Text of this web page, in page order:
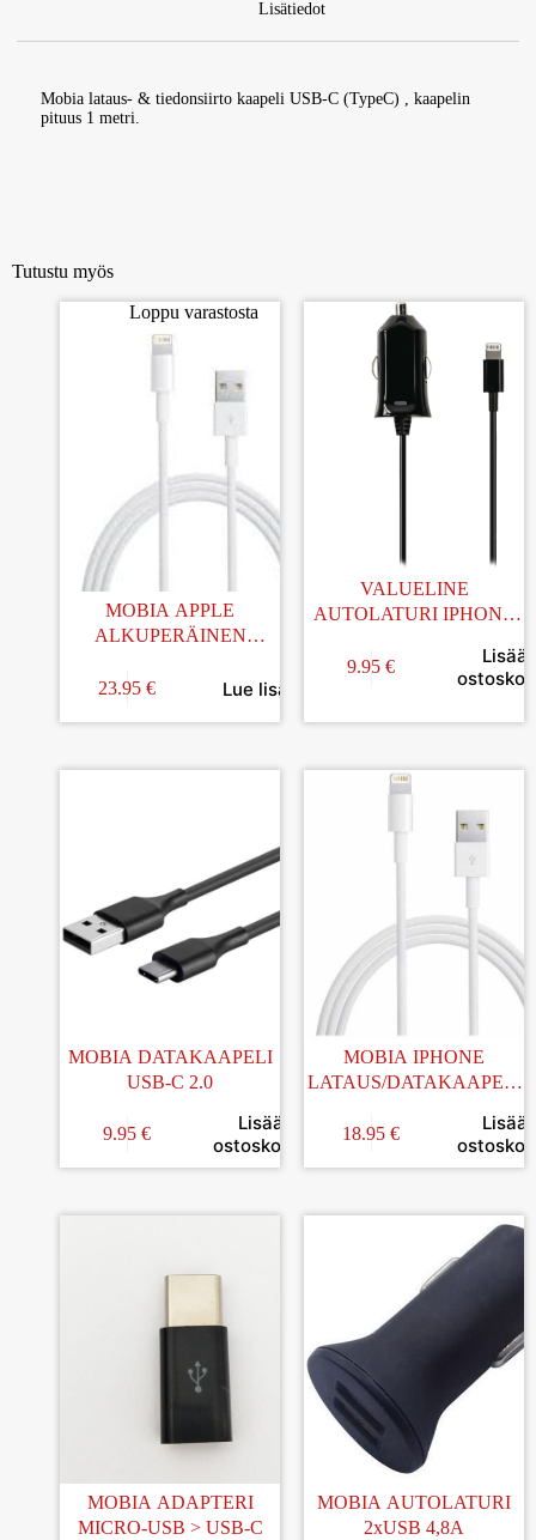
Lisätiedot
Mobia lataus- & tiedonsiirto kaapeli USB-C (TypeC) , kaapelin
pituus 1 metri.
Tutustu myös
Loppu varastosta
MOBIA APPLE
ALKUPERÄINEN
23.95 € Lue lisää
VALUELINE
AUTOLATURI IPHONE
9.95 €
Lisää
MOBIA DATAKAAPELI
USB-C 2.0
9.95 €
Lisää
ostoskoriin
MOBIA IPHONE
LATAUS/DATAKAAPELI
18.95 €
Lisää
MOBIA ADAPTERI
MICRO-USB > USB-C
MOBIA AUTOLATURI
2xUSB 4,8A